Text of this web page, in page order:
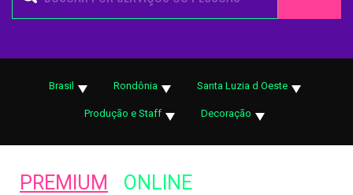
Brasil Rondônia Santa Luzia d Oeste
Produção e Staff Decoração
PREMIUM ONLINE